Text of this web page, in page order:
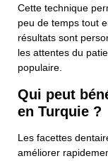
Cette technique
peu de temps tout
résultats sont
les attentes du
populaire.
Qui peut
en Turquie ?
Les facettes
améliorer